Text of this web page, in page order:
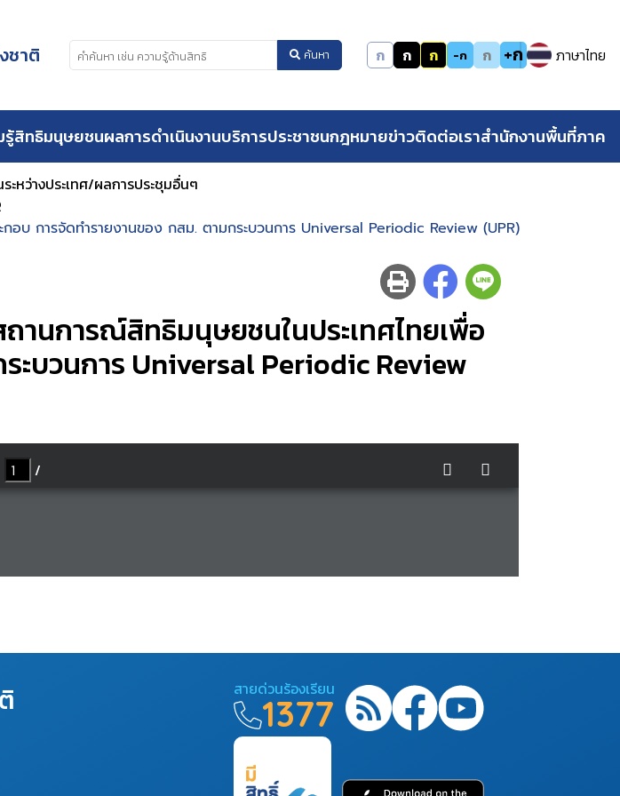
ชาติ ค้นหา ก ก ก -ก ก +ก ภาษาไทย
รู้สิทธิมนุษยชนผลการดำเนินงานบริการประชาชนกฎหมายข่าวติดต่อเราสำนักงานพื้นที่ภาค
หว่างประเทศ/ผลการประชุมอื่นๆ
บ การจัดทำรายงานของ กสม. ตามกระบวนการ Universal Periodic Review (UPR)
านการณ์สิทธิมนุษยชนในประเทศไทยเพื่อ
ะบวนการ Universal Periodic Review
สายด่วนร้องเรียน
1377